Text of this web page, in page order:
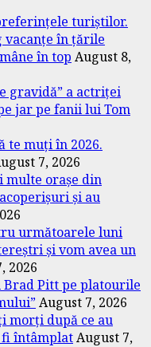
turiștilor.
vacanțe în țările
în top August 8,
gravidă” a actriței
jar pe fanii lui Tom
te muți în 2026.
7, 2026
multe orașe din
și au
următoarele luni
și vom avea un
2026
Pitt pe platourile
August 7, 2026
morți după ce au
fi întâmplatAugust 7,